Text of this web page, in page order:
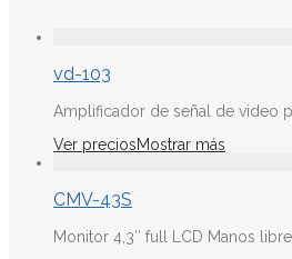
vd-103
Amplificador de señal de video
Ver preciosMostrar más
CMV-43S
Monitor 4,3″ full LCD Manos